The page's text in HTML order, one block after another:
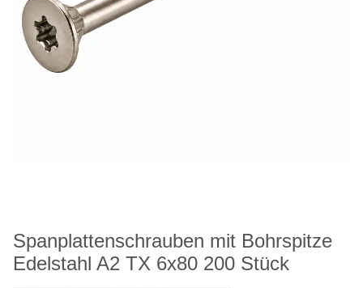
Spanplattenschrauben mit Bohrspitze
Edelstahl A2 TX 6x80 200 Stück